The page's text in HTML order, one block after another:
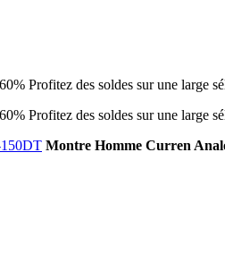
Profitez des soldes sur une large
Profitez des soldes sur une large
Montre Homme Curren